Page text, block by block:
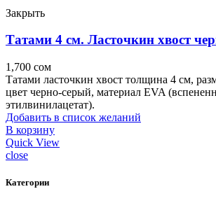
Закрыть
Татами 4 см. Ласточкин хвост
1,700 сом
Татами ласточкин хвост толщина 4 см,
цвет черно-серый, материал EVA
этилвинилацетат).
Добавить в список желаний
В корзину
Quick View
close
Категории